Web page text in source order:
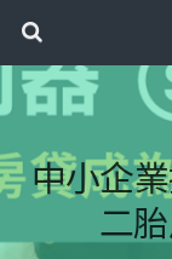
中小企
二